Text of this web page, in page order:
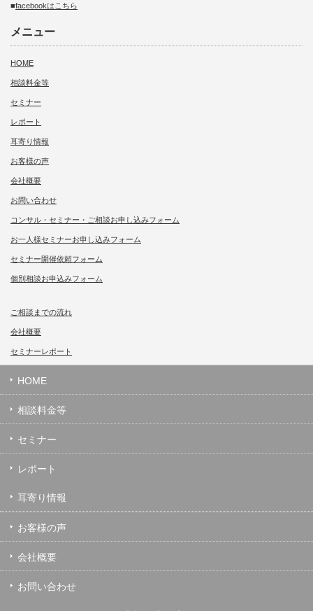
■facebookはこちら
メニュー
HOME
相談料金等
セミナー
レポート
耳寄り情報
お客様の声
会社概要
お問い合わせ
コンサル・セミナー・ご相談お申し込みフォーム
お一人様セミナーお申し込みフォーム
セミナー開催依頼フォーム
個別相談お申込みフォーム
ご相談までの流れ
会社概要
セミナーレポート
HOME
相談料金等
セミナー
レポート
耳寄り情報
お客様の声
会社概要
お問い合わせ